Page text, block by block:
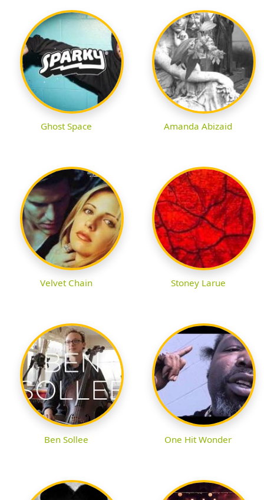
Ghost Space Amanda Abizaid
Velvet Chain Stoney Larue
Ben Sollee One Hit Wonder